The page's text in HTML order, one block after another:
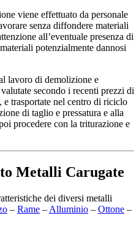
viene effettuato da personale
senza diffondere materiali
all’eventuale presenza di
potenzialmente dannosi
lavoro di demolizione e
secondo i recenti prezzi di
e trasportate nel centro di riciclo
di taglio e pressatura e alla
procedere con la triturazione e
Metalli Carugate
dei diversi metalli
– Rame – Alluminio – Ottone –